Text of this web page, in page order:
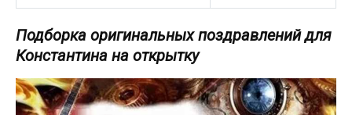
Подборка оригинальных поздравлений для
Константина на открытку